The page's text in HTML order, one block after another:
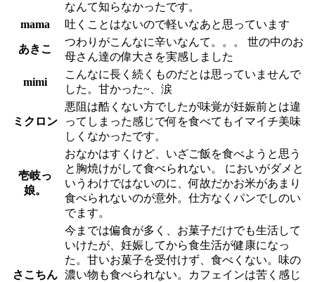
なんて知らなかったです。
mama
吐くことはないので軽いなあと思っています
あきこ
つわりがこんなに辛いなんて。。。 世の中のお
母さん達の偉大さを実感しました
mimi
こんなに長く続くものだとは思っていませんで
した。甘かった~、涙
ミクロン
悪阻は酷くない方でしたが味覚が妊娠前とは違
ってしまった感じで何を食べてもイマイチ美味
しくなかったです。
壱岐っ
娘。
おなかはすくけど、いざご飯を食べようと思う
と胸焼けがして食べられない。 においがダメと
いうわけではないのに、何故だかお米があまり
食べられないのが意外。仕方なくパンでしのい
でます。
さこちん
今までは偏食が多く、お菓子だけでも生活して
いけたが、妊娠してから食生活が健康になっ
た。甘いお菓子を受付けず、食べくない。味の
濃い物も食べられない。カフェインは苦く感じ